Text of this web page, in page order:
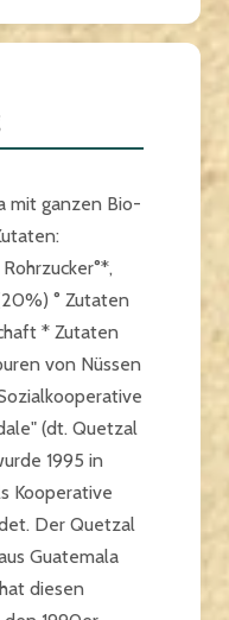
mit ganzen Bio-
° Zutaten
* Zutaten
von Nüssen
(dt. Quetzal
1995 in
Kooperative
Der Quetzal
Guatemala
diesen